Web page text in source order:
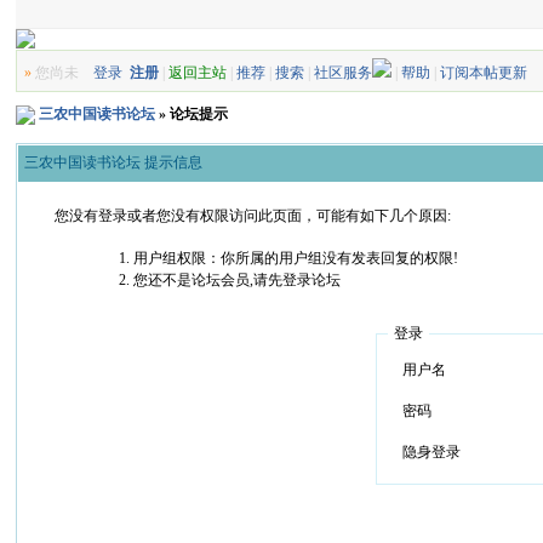
» 您尚未登录 注册 |返回主站 |推荐 |搜索 |社区服务 |帮助 |订阅本帖更新
三农中国读书论坛 » 论坛提示
三农中国读书论坛 提示信息
您没有登录或者您没有权限访问此页面，可能有如下几个原因:
用户组权限：你所属的用户组没有发表回复的权限!
您还不是论坛会员,请先登录论坛
登录
用户名
密码
隐身登录